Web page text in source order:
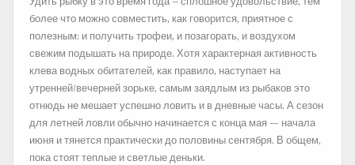
более что можно совместить, как говорится, приятное с
полезным: и получить трофеи, и позагорать, и воздухом
свежим подышать на природе. Хотя характерная активность
клева водных обитателей, как правило, наступает на
утренней/вечерней зорьке, самым заядлым из рыбаков это
отнюдь не мешает успешно ловить и в дневные часы. А сезон
для летней ловли обычно начинается с конца мая — начала
июня и тянется практически до половины сентября. В общем,
пока стоят теплые и светлые деньки.